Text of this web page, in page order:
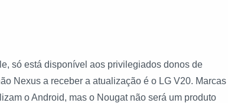
só está disponível aos privilegiados donos de
Nexus a receber a atualização é o LG V20. Marcas
o Android, mas o Nougat não será um produto